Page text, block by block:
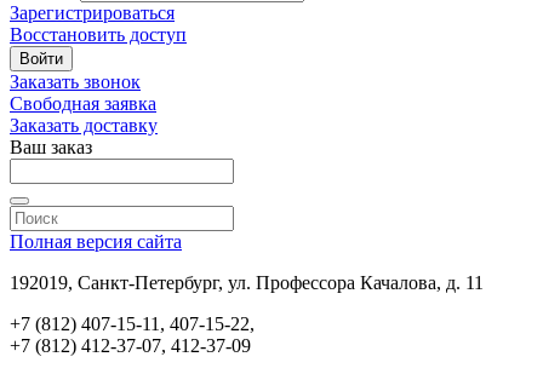
Зарегистрироваться
Восстановить доступ
Войти
Заказать звонок
Свободная заявка
Заказать доставку
Ваш заказ
Полная версия сайта
192019, Санкт-Петербург, ул. Профессора Качалова, д. 11
+7 (812) 407-15-11, 407-15-22,
+7 (812) 412-37-07, 412-37-09